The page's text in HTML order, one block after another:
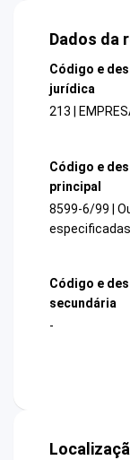
Dados da
Código e
jurídica
213 |
Código e
principal
8599-6/99 |
Código e
secundária
-